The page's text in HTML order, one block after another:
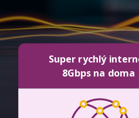
Super rychlý
8Gbps na doma